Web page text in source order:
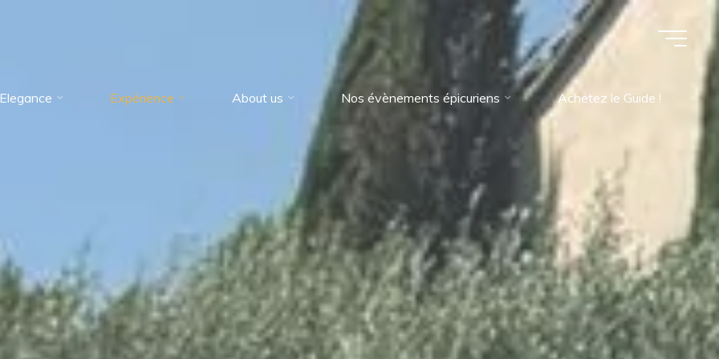
Elegance Expérience About us Nos évènements épicuriens Achetez le Guide !